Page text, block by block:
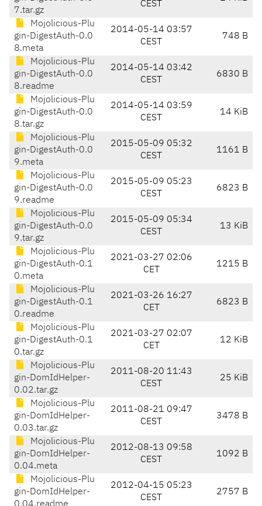
7.tar.gz
CEST
Mojolicious-Plu
gin-DigestAuth-0.0
8.meta
2014-05-14 03:57
CEST
748 B
Mojolicious-Plu
gin-DigestAuth-0.0
8.readme
2014-05-14 03:42
CEST
6830 B
Mojolicious-Plu
gin-DigestAuth-0.0
8.tar.gz
2014-05-14 03:59
CEST
14 KiB
Mojolicious-Plu
gin-DigestAuth-0.0
9.meta
2015-05-09 05:32
CEST
1161 B
Mojolicious-Plu
gin-DigestAuth-0.0
9.readme
2015-05-09 05:23
CEST
6823 B
Mojolicious-Plu
gin-DigestAuth-0.0
9.tar.gz
2015-05-09 05:34
CEST
13 KiB
Mojolicious-Plu
gin-DigestAuth-0.1
0.meta
2021-03-27 02:06
CET
1215 B
Mojolicious-Plu
gin-DigestAuth-0.1
0.readme
2021-03-26 16:27
CET
6823 B
Mojolicious-Plu
gin-DigestAuth-0.1
0.tar.gz
2021-03-27 02:07
CET
12 KiB
Mojolicious-Plu
gin-DomIdHelper-
0.02.tar.gz
2011-08-20 11:43
CEST
25 KiB
Mojolicious-Plu
gin-DomIdHelper-
0.03.tar.gz
2011-08-21 09:47
CEST
3478 B
Mojolicious-Plu
gin-DomIdHelper-
0.04.meta
2012-08-13 09:58
CEST
1092 B
Mojolicious-Plu
gin-DomIdHelper-
2012-04-15 05:23
CEST
2757 B